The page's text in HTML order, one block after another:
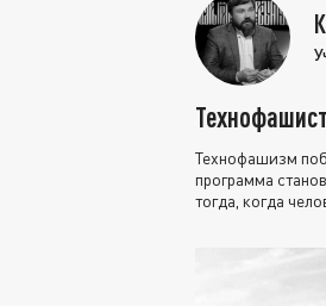
Технофашизм
программа
тогда, когда